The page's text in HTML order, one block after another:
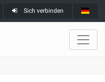
Sich verbinden